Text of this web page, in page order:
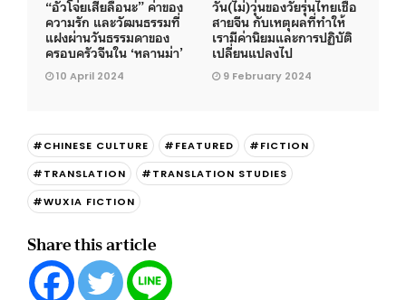
“อั๊วโจ่ยเสี่ยลื้อนะ” ค่าของ
ความรัก และวัฒนธรรมที่
แฝงผ่านวันธรรมดาของ
ครอบครัวจีนใน ‘หลานม่า’
10 April 2024
วัน(ไม่)วุ่นของวัยรุ่นไทยเชื้อ
สายจีน กับเหตุผลที่ทำให้
เรามีค่านิยมและการปฏิบัติ
เปลี่ยนแปลงไป
9 February 2024
#CHINESE CULTURE #FEATURED
#FICTION
#TRANSLATION
#TRANSLATION STUDIES
#WUXIA FICTION
Share this article